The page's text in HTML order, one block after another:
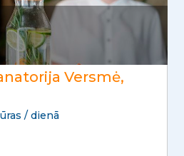
Versmė,
/ dienā